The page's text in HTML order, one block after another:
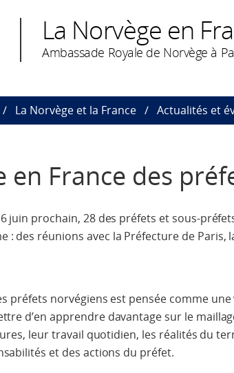
La Norvège en
Ambassade Royale de Norvège à
La Norvège et la France Actualités et
en France des
juin prochain, 28 des préfets et sous-
: des réunions avec la Préfecture de Paris,
préfets norvégiens est pensée comme une
d’en apprendre davantage sur le
leur travail quotidien, les réalités du
et des actions du préfet.